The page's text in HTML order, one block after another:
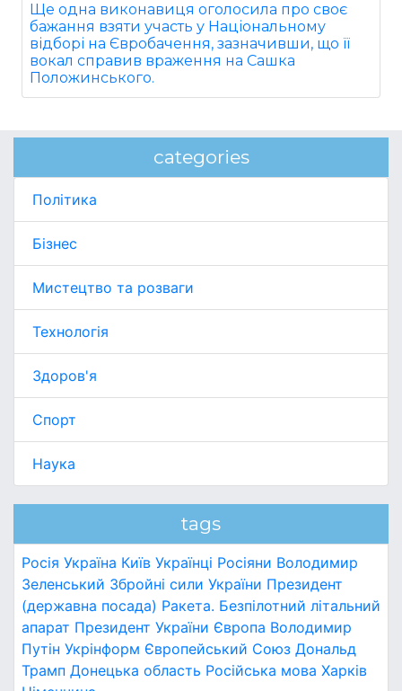
Ще одна виконавиця оголосила про своє
бажання взяти участь у Національному
відборі на Євробачення, зазначивши, що її
вокал справив враження на Сашка
Положинського.
categories
Політика
Бізнес
Мистецтво та розваги
Технологія
Здоров'я
Спорт
Наука
tags
Росія Україна Київ Українці Росіяни Володимир
Зеленський Збройні сили України Президент
(державна посада) Ракета. Безпілотний літальний
апарат Президент України Європа Володимир
Путін Укрінформ Європейський Союз Дональд
Трамп Донецька область Російська мова Харків